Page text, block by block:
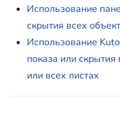
Использование
скрытия всех
Использование
показа или
или всех листах